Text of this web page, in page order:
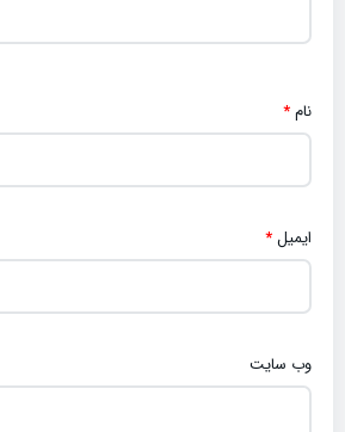
نام*
ایمیل*
وب‌ سایت